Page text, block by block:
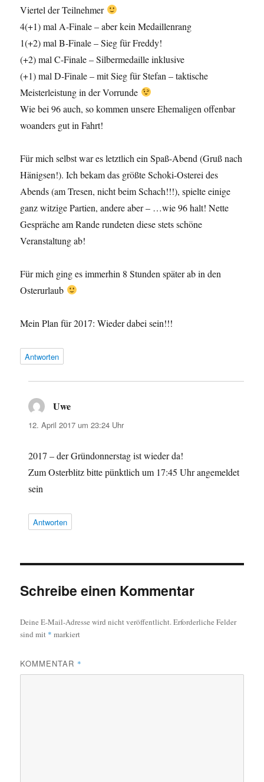
Viertel der Teilnehmer
4(+1) mal A-Finale – aber kein Medaillenrang
1(+2) mal B-Finale – Sieg für Freddy!
(+2) mal C-Finale – Silbermedaille inklusive
(+1) mal D-Finale – mit Sieg für Stefan – taktische
Meisterleistung in der Vorrunde
Wie bei 96 auch, so kommen unsere Ehemaligen offenbar
woanders gut in Fahrt!
Für mich selbst war es letztlich ein Spaß-Abend (Gruß nach
Hänigsen!). Ich bekam das größte Schoki-Osterei des
Abends (am Tresen, nicht beim Schach!!!), spielte einige
ganz witzige Partien, andere aber – …wie 96 halt! Nette
Gespräche am Rande rundeten diese stets schöne
Veranstaltung ab!
Für mich ging es immerhin 8 Stunden später ab in den
Osterurlaub
Mein Plan für 2017: Wieder dabei sein!!!
Antworten
Uwe
12. April 2017 um 23:24 Uhr
2017 – der Gründonnerstag ist wieder da!
Zum Osterblitz bitte pünktlich um 17:45 Uhr angemeldet
sein
Antworten
Schreibe einen Kommentar
Deine E-Mail-Adresse wird nicht veröffentlicht.Erforderliche Felder
sind mit * markiert
KOMMENTAR *